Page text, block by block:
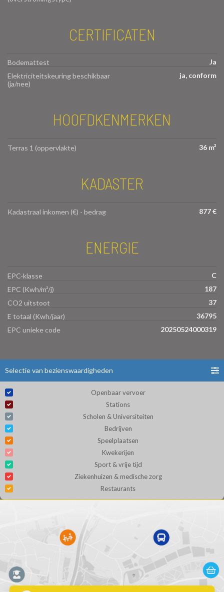
CERTIFICATEN
Bodemattest
Ja
Elektriciteitskeuring beschikbaar
(ja/nee)
ja, conform
HOOFDKENMERKEN
Terras 1 (oppervlakte) 36 m²
KADASTER
Kadastraal inkomen (€) - bedrag 877 €
ENERGIE
EPC-klasse
C
EPC (Kwh/m²/j)
187
CO2 uitstoot
37
E totaal (Kwh/jaar)
36795
EPC unieke code
20250524000319
Selectie van bezienswaardigheden
Openbaar vervoer
Stations
Scholen & Universiteiten
Bedrijven
Speelplaatsen
Kwekerijen
Sport & vrije tijd
Ziekenhuizen & medische zorg
Restaurants